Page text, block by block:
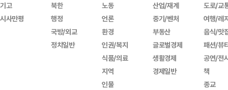
기고
시사만평
북한
행정
국방/외교
정치일반
노동
언론
환경
인권/복지
식품/의료
지역
인물
산업/재계
중기/벤처
부동산
글로벌경제
생활경제
경제일반
도로/교
여행/레
음식/맛
패션/뷰
공연/전
책
종교